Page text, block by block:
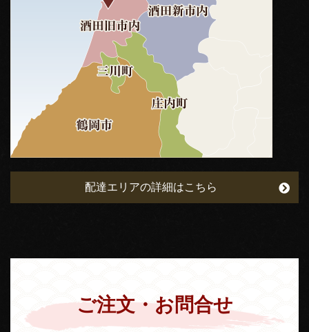
配達エリアの詳細はこちら
ご注文・お問合せ